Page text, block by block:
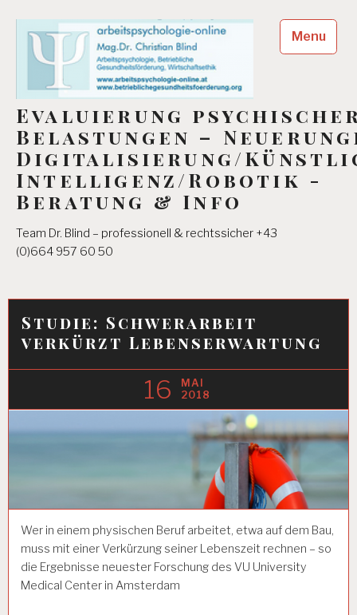
content
Evaluierung
Belastungen –
Digitalisierung/
Intelligenz/Robotik -
Beratung & Info
Team Dr. Blind – professionell & rechtssicher +43
(0)664 957 60 50
Menu
Studie: Schwerarbeit
verkürzt Lebenserwartung
16
MAI
2018
Wer in einem physischen Beruf arbeitet, etwa auf dem Bau,
muss mit einer Verkürzung seiner Lebenszeit rechnen – so
die Ergebnisse neuester Forschung des VU University
Medical Center in Amsterdam